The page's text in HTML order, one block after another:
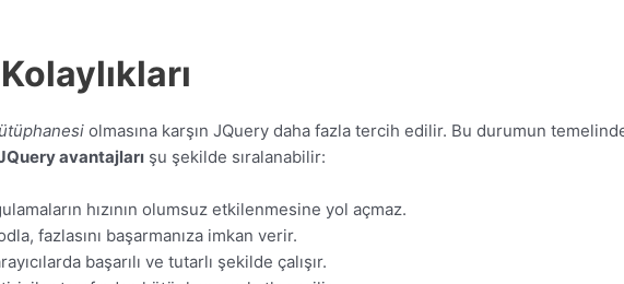
olmasına karşın JQuery daha fazla tercih edilir. Bu durumun
avantajlarışu şekilde sıralanabilir:
hızının olumsuz etkilenmesine yol açmaz.
fazlasını başarmanıza imkan verir.
başarılı ve tutarlı şekilde çalışır.